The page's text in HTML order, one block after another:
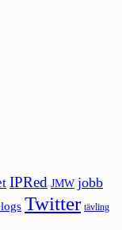
IPRed JMW jobb
Twitter tävling